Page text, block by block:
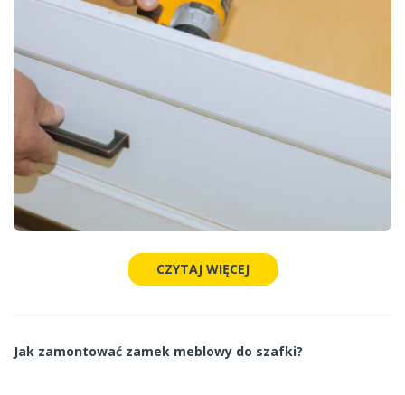
CZYTAJ WIĘCEJ
Jak zamontować zamek meblowy do szafki?